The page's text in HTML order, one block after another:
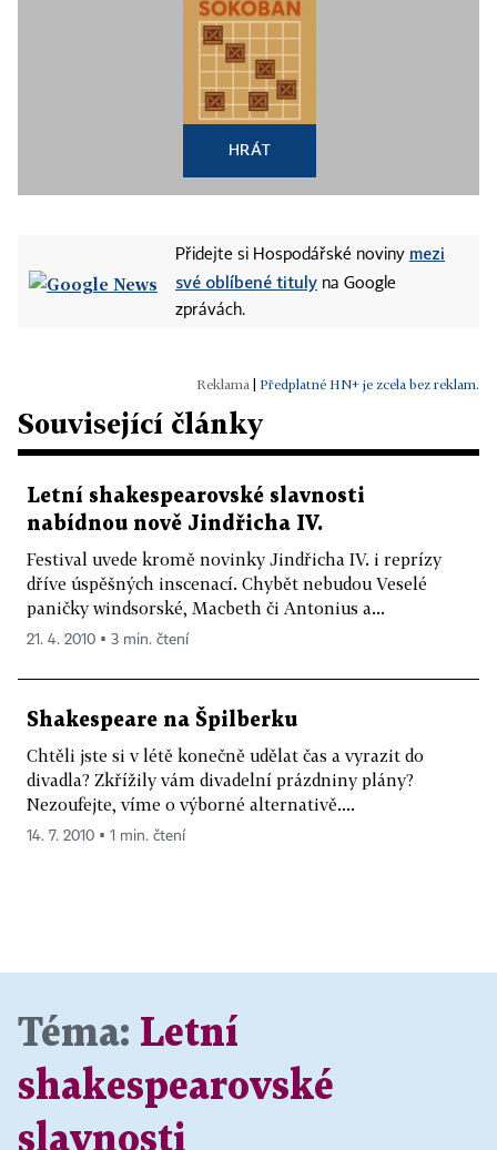
HRÁT
Přidejte si Hospodářské noviny mezi
své oblíbené tituly na Google
zprávách.
Předplatné HN+ je zcela bez reklam.
Související články
Letní shakespearovské slavnosti
nabídnou nově Jindřicha IV.
Festival uvede kromě novinky Jindřicha IV. i reprízy
dříve úspěšných inscenací. Chybět nebudou Veselé
paničky windsorské, Macbeth či Antonius a...
21. 4. 2010 ▪ 3 min. čtení
Shakespeare na Špilberku
Chtěli jste si v létě konečně udělat čas a vyrazit do
divadla? Zkřížily vám divadelní prázdniny plány?
Nezoufejte, víme o výborné alternativě....
14. 7. 2010 ▪ 1 min. čtení
Téma: Letní
shakespearovské
slavnosti